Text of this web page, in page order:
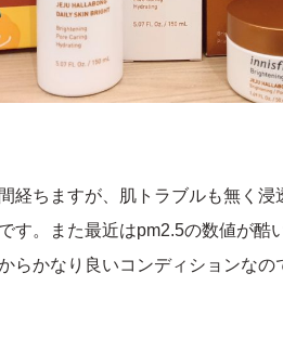
経ちますが、肌トラブルも無く
す。また最近はpm2.5の数値が酷
らかなり良いコンディションな